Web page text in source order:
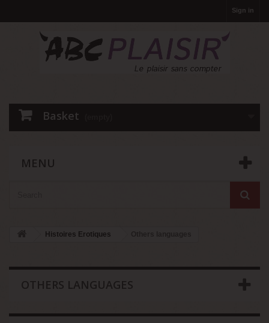
Sign in
Basket
MENU
Histoires Erotiques
OTHERS LANGUAGES